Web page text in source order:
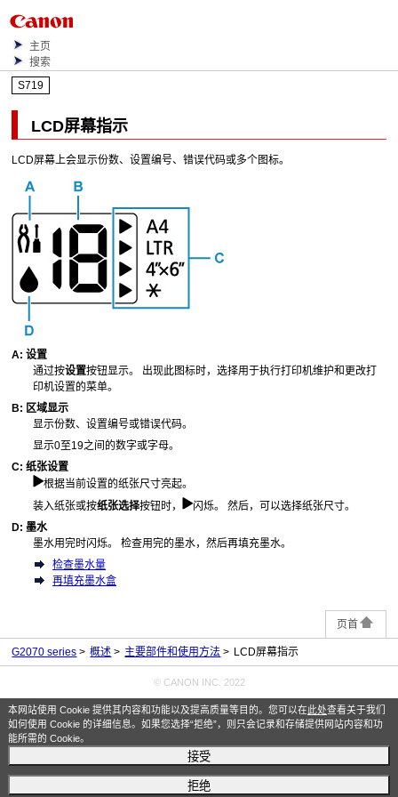
本网站使用 Cookie 提供其内容和功能以及提高质量等目的。您可以在此处查看关于我们
如何使用 Cookie 的详细信息。如果您选择“拒绝”，则只会记录和存储提供网站内容和功
能所需的 Cookie。
接受
拒绝
主页
搜索
S719
LCD屏幕指示
LCD屏幕上会显示份数、设置编号、错误代码或多个图标。
A:设置
通过按设置按钮显示。
出现此图标时，选择用于执行打印机维护和更改打
印机设置的菜单。
B: 区域显示
显示份数、设置编号或错误代码。
显示0至19之间的数字或字母。
C:纸张设置
根据当前设置的纸张尺寸亮起。
装入纸张或按纸张选择按钮时， 闪烁。
然后，可以选择纸张尺寸。
D:墨水
墨水用完时闪烁。
检查用完的墨水，然后再填充墨水。
检查墨水量
再填充墨水盒
页首
G2070 series 概述 主要部件和使用方法 LCD屏幕指示
© CANON INC. 2022